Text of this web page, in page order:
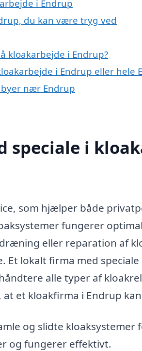
i Endrup
du kan være tryg ved
kloakarbejde i Endrup?
i Endrup eller hele
nær Endrup
speciale i
som hjælper både
fungerer
eller reparation af
Et lokalt firma med
alle typer af
et kloakfirma i Endrup
og slidte kloaksystemer
og fungerer effektivt.